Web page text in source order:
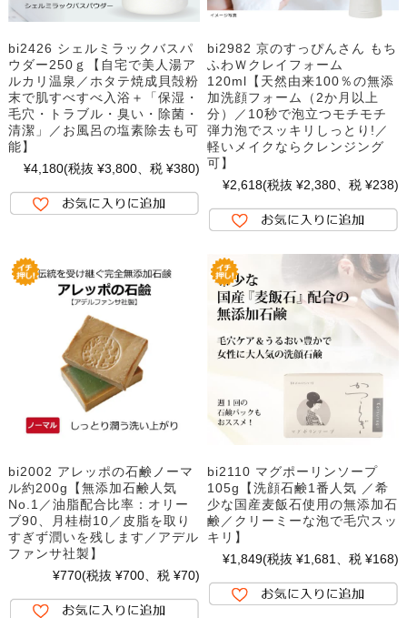
bi2426 シェルミラックバスパ
ウダー250ｇ【自宅で美人湯ア
ルカリ温泉／ホタテ焼成貝殻粉
末で肌すべすべ入浴＋「保湿・
毛穴・トラブル・臭い・除菌・
清潔」／お風呂の塩素除去も可
能】
¥4,180(税抜 ¥3,800、税 ¥380)
bi2982 京のすっぴんさん もち
ふわＷクレイフォーム
120ml【天然由来100％の無添
加洗顔フォーム（2か月以上
分）／10秒で泡立つモチモチ
弾力泡でスッキリしっとり!／
軽いメイクならクレンジング
可】
¥2,618(税抜 ¥2,380、税 ¥238)
bi2002 アレッポの石鹸ノーマ
ル約200g【無添加石鹸人気
No.1／油脂配合比率：オリー
ブ90、月桂樹10／皮脂を取り
すぎず潤いを残します／アデル
ファンサ社製】
¥770(税抜 ¥700、税 ¥70)
bi2110 マグポーリンソープ
105g【洗顔石鹸1番人気 ／希
少な国産麦飯石使用の無添加石
鹸／クリーミーな泡で毛穴スッ
キリ】
¥1,849(税抜 ¥1,681、税 ¥168)